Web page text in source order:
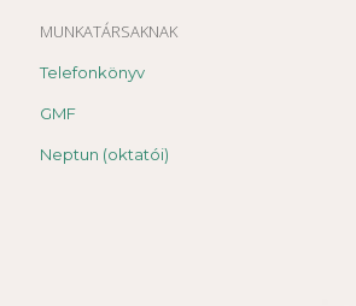
MUNKATÁRSAKNAK
Telefonkönyv
GMF
Neptun (oktatói)